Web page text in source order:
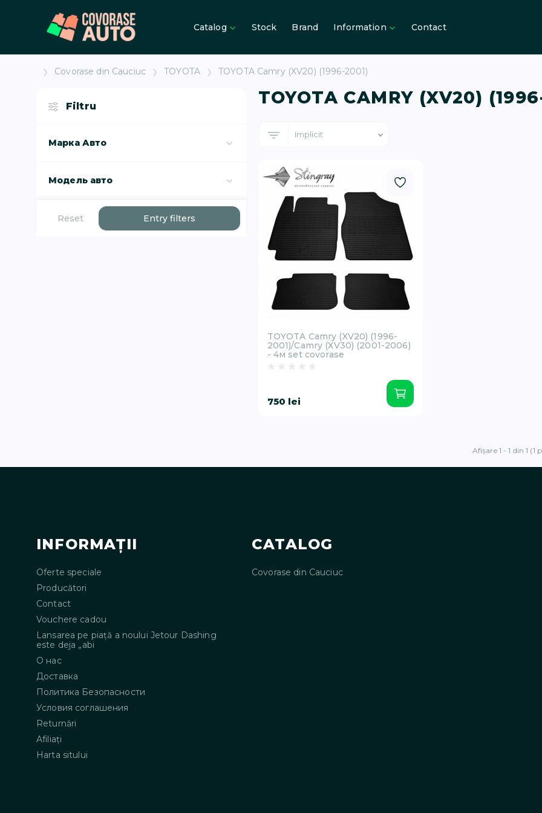
Catalog Stock Brand Information Contact
Covorase din Cauciuc TOYOTA TOYOTA Camry (XV20) (1996-2001)
Filtru
Марка Авто
Модель авто
Reset Entry filters
TOYOTA CAMRY (XV20)
TOYOTA Camry (XV20) (1996-
2001)/Camry (XV30) (2001-2006)
- 4м set covorase
750 lei
Afişare 1 - 1 din 1 (1
INFORMAŢII
Oferte speciale
Producători
Contact
Vouchere cadou
Lansarea pe piață a noului Jetour Dashing
este deja „abi
О нас
Доставка
Политика Безопасности
Условия соглашения
Returnări
Afiliaţi
Harta sitului
CATALOG
Covorase din Cauciuc